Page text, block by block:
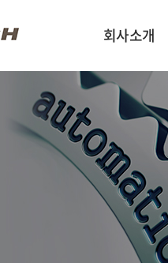
회사소개
인사말
회사구성 및 연락
회사약도
회사연혁